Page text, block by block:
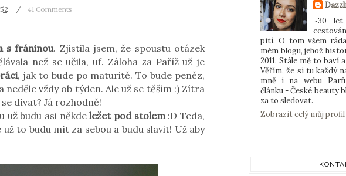
41 Comments
s fráninou. Zjistila jsem, že spoustu otázek
než se učila, uf. Záloha za Paříž už je
, jak to bude po maturitě. To bude peněz,
vždy ob týden. Ale už se těším :) Zítra
dívat? Já rozhodně!
už budu asi někdeležet pod stolem:D Teda,
to budu mít za sebou a budu slavit! Už aby
~30
pití. O tom všem
mém blogu, jehož
2011. Stále mě to baví
Věřím, že si tu každý
mně i na webu
článku - České beauty
za to sledovat.
Zobrazit celý můj profil